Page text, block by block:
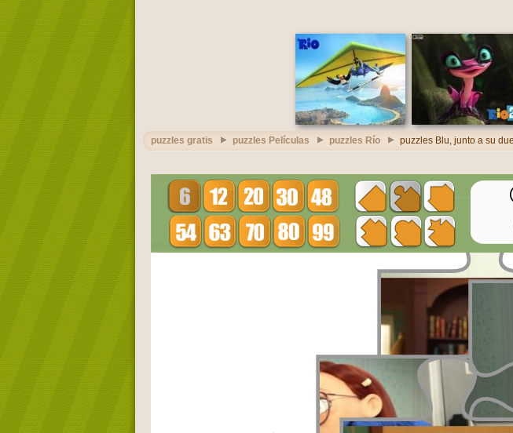
puzzles gratis puzzles Películas puzzles Río puzzles Blu, junto a su